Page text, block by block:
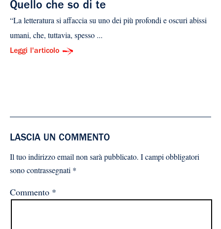
Quello che so di te
“La letteratura si affaccia su uno dei più profondi e oscuri abissi
umani, che, tuttavia, spesso ...
Leggi l'articolo
LASCIA UN COMMENTO
Il tuo indirizzo email non sarà pubblicato. I campi obbligatori
sono contrassegnati *
Commento *